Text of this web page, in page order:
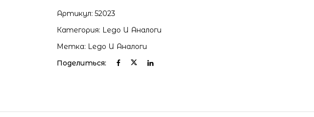
Артикул:52023
Категория: Lego И Аналоги
Метка: Lego И Аналоги
Поделиться: